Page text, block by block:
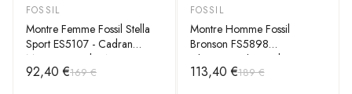
-45%
FOSSIL
Montre Femme Fossil Stella
Sport ES5107 - Cadran
Marron Bracelet Acier
Bicolore
92,40 €169 €
-40%
FOSSIL
Montre Homme Fossil
Bronson FS5898
Chronographe Cadran Vert
Cuir Marron
113,40 €189 €